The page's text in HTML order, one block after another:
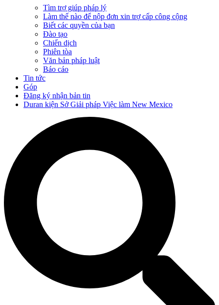
Tìm trợ giúp pháp lý
Làm thế nào để nộp đơn xin trợ cấp công cộng
Biết các quyền của bạn
Đào tạo
Chiến dịch
Phiên tòa
Văn bản pháp luật
Báo cáo
Tin tức
Góp
Đăng ký nhận bản tin
Duran kiện Sở Giải pháp Việc làm New Mexico